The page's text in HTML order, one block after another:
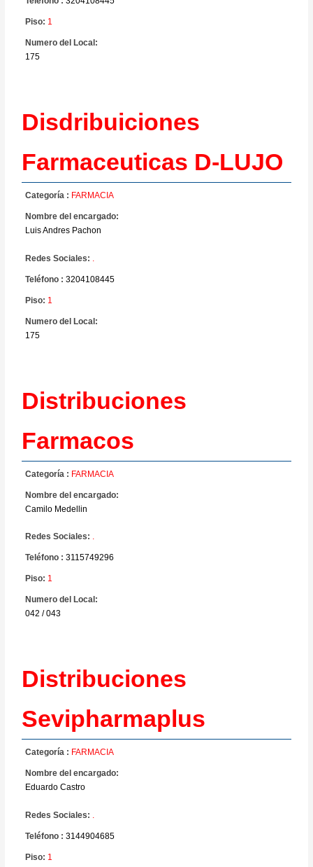
Piso: 1
Numero del Local:
175
Disdribuiciones
Farmaceuticas D-LUJO
Categoría : FARMACIA
Nombre del encargado:
Luis Andres Pachon
Redes Sociales:
Teléfono : 3204108445
Piso: 1
Numero del Local:
175
Distribuciones
Farmacos
Categoría : FARMACIA
Nombre del encargado:
Camilo Medellin
Redes Sociales: .
Teléfono : 3115749296
Piso: 1
Numero del Local:
042 / 043
Distribuciones
Sevipharmaplus
Categoría : FARMACIA
Nombre del encargado:
Eduardo Castro
Redes Sociales: .
Teléfono : 3144904685
Piso: 1